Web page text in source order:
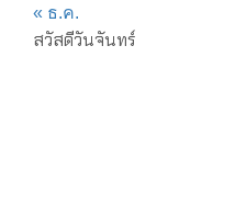
« ธ.ค.
สวัสดีวันจันทร์